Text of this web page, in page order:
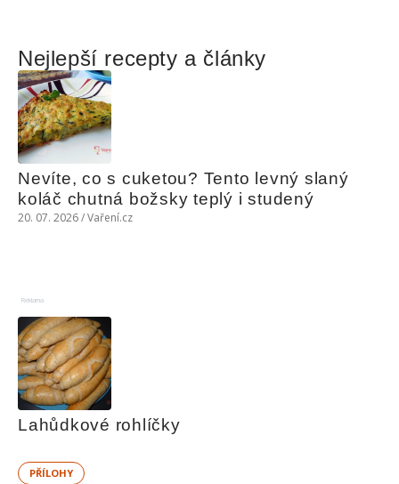
Nejlepší recepty a články
Nevíte, co s cuketou? Tento levný slaný
koláč chutná božsky teplý i studený
20. 07. 2026 / Vaření.cz
Reklama
Lahůdkové rohlíčky
PŘÍLOHY